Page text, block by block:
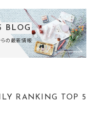
BLOG
らの最新情報
RANKING TOP 5